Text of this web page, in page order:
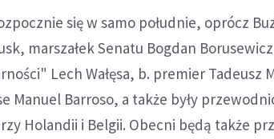
się w samo południe, oprócz
marszałek Senatu Bogdan
Lech Wałęsa, b. premier Tadeusz
Manuel Barroso, a także były
Holandii i Belgii. Obecni będą także